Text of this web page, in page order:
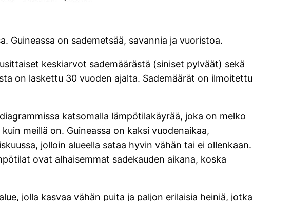
Guineassa on sademetsää, savannia ja vuoristoa.
keskiarvot sademäärästä (siniset pylväät) sekä
on laskettu 30 vuoden ajalta. Sademäärät on ilmoitettu
katsomalla lämpötilakäyrää, joka on melko
meillä on. Guineassa on kaksi vuodenaikaa,
jolloin alueella sataa hyvin vähän tai ei ollenkaan.
ovat alhaisemmat sadekauden aikana, koska
jolla kasvaa vähän puita ja paljon erilaisia heiniä, jotka